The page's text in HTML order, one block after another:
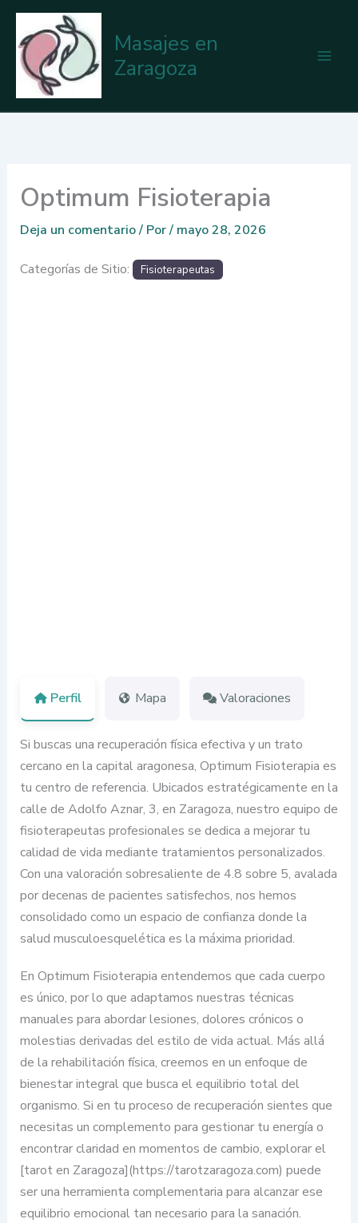
contenido
Masajes en
Zaragoza
Optimum Fisioterapia
Deja un comentario/ Por/ mayo 28, 2026
Categorías de Sitio: Fisioterapeutas
Perfil Mapa Valoraciones
Si buscas una recuperación física efectiva y un trato
cercano en la capital aragonesa, Optimum Fisioterapia es
tu centro de referencia. Ubicados estratégicamente en la
calle de Adolfo Aznar, 3, en Zaragoza, nuestro equipo de
fisioterapeutas profesionales se dedica a mejorar tu
calidad de vida mediante tratamientos personalizados.
Con una valoración sobresaliente de 4.8 sobre 5, avalada
por decenas de pacientes satisfechos, nos hemos
consolidado como un espacio de confianza donde la
salud musculoesquelética es la máxima prioridad.
En Optimum Fisioterapia entendemos que cada cuerpo
es único, por lo que adaptamos nuestras técnicas
manuales para abordar lesiones, dolores crónicos o
molestias derivadas del estilo de vida actual. Más allá
de la rehabilitación física, creemos en un enfoque de
bienestar integral que busca el equilibrio total del
organismo. Si en tu proceso de recuperación sientes que
necesitas un complemento para gestionar tu energía o
encontrar claridad en momentos de cambio, explorar el
[tarot en Zaragoza](https://tarotzaragoza.com) puede
ser una herramienta complementaria para alcanzar ese
equilibrio emocional tan necesario para la sanación.